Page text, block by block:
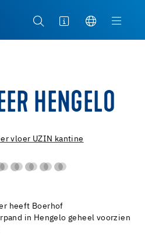
HENGELO
heeft Boerhof
in Hengelo geheel voorzien